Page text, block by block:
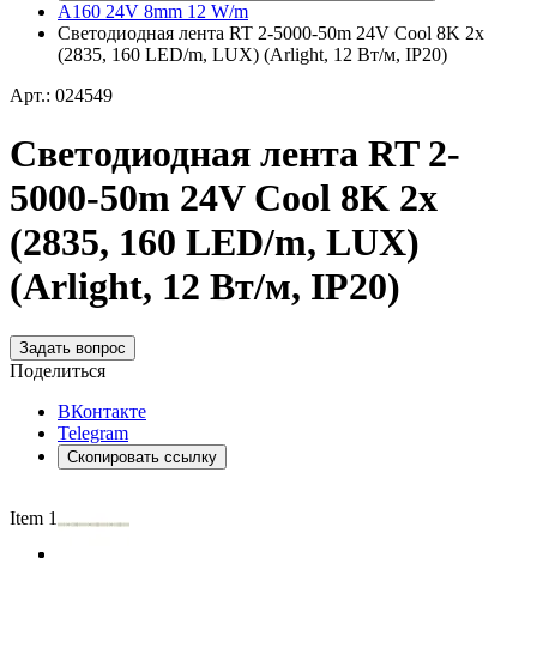
A160 24V 8mm 12 W/m
Светодиодная лента RT 2-5000-50m 24V Cool 8K 2x
(2835, 160 LED/m, LUX) (Arlight, 12 Вт/м, IP20)
Арт.: 024549
Светодиодная лента RT 2-
5000-50m 24V Cool 8K 2x
(2835, 160 LED/m, LUX)
(Arlight, 12 Вт/м, IP20)
Задать вопрос
Поделиться
ВКонтакте
Telegram
Скопировать ссылку
Item 1 of 3